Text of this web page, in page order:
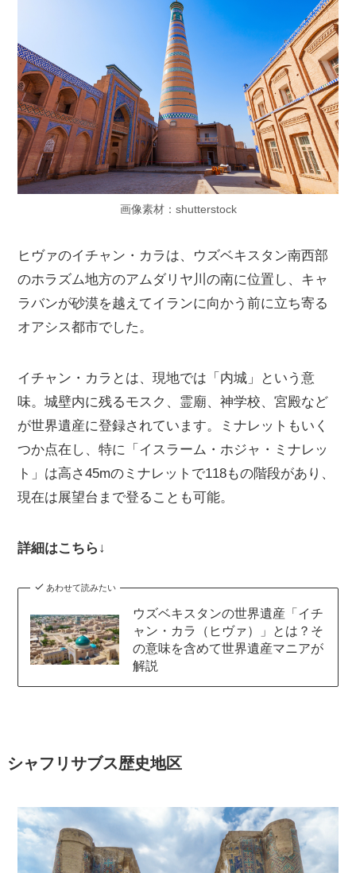
画像素材：shutterstock
ヒヴァのイチャン・カラは、ウズベキスタン南西部
のホラズム地方のアムダリヤ川の南に位置し、キャ
ラバンが砂漠を越えてイランに向かう前に立ち寄る
オアシス都市でした。
イチャン・カラとは、現地では「内城」という意
味。城壁内に残るモスク、霊廟、神学校、宮殿など
が世界遺産に登録されています。ミナレットもいく
つか点在し、特に「イスラーム・ホジャ・ミナレッ
ト」は高さ45mのミナレットで118もの階段があり、
現在は展望台まで登ることも可能。
詳細はこちら↓
あわせて読みたい
ウズベキスタンの世界遺産「イチ
ャン・カラ（ヒヴァ）」とは？そ
の意味を含めて世界遺産マニアが
解説
シャフリサブス歴史地区